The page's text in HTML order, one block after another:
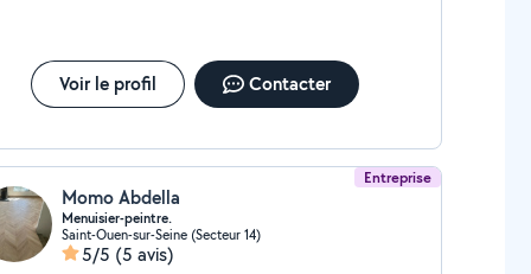
Voir le profil Contacter
Entreprise
Momo Abdella
Menuisier-peintre.
Saint-Ouen-sur-Seine (Secteur 14)
5/5 (5 avis)